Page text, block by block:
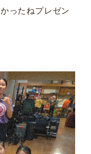
ったねプレゼン